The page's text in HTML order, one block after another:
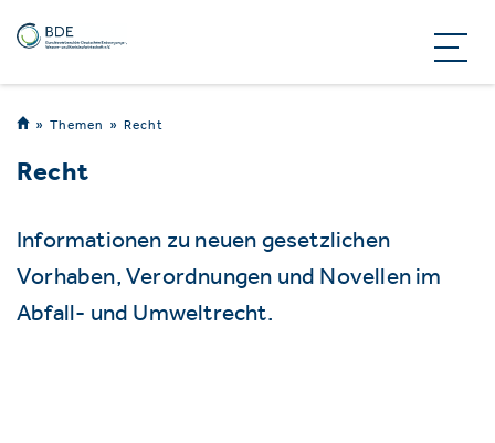
Themen Recht
Recht
Informationen zu neuen gesetzlichen
Vorhaben, Verordnungen und Novellen im
Abfall- und Umweltrecht.